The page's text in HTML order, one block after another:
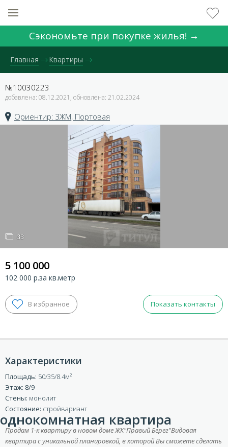
ВХОД ДЛЯ КЛИЕНТОВ
Сэкономьте при покупке жилья! →
Главная Квартиры
№10030223
добавлена: 08.12.2021, обновлена: 21.02.2024
33
Ориентир: ЗЖМ, Портовая
33
5 100 000
102 000 р.за кв.метр
Показать контакты
Характеристики
Площадь: 50/35/8.4
Этаж: 8/9
Стены: монолит
Состояние: стройвариант
однокомнатная квартира
Продам 1-к квартиру в новом доме ЖК"Правый Берег"Видовая
квартира с уникальной планировкой, в которой Вы сможете сделать